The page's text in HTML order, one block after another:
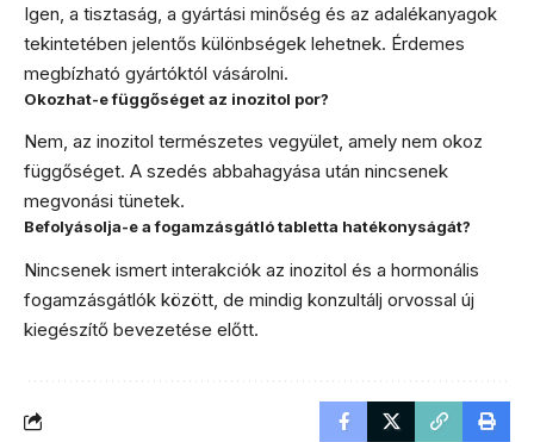
Igen, a tisztaság, a gyártási minőség és az adalékanyagok
tekintetében jelentős különbségek lehetnek. Érdemes
megbízható gyártóktól vásárolni.
Okozhat-e függőséget az inozitol por?
Nem, az inozitol természetes vegyület, amely nem okoz
függőséget. A szedés abbahagyása után nincsenek
megvonási tünetek.
Befolyásolja-e a fogamzásgátló tabletta hatékonyságát?
Nincsenek ismert interakciók az inozitol és a hormonális
fogamzásgátlók között, de mindig konzultálj orvossal új
kiegészítő bevezetése előtt.